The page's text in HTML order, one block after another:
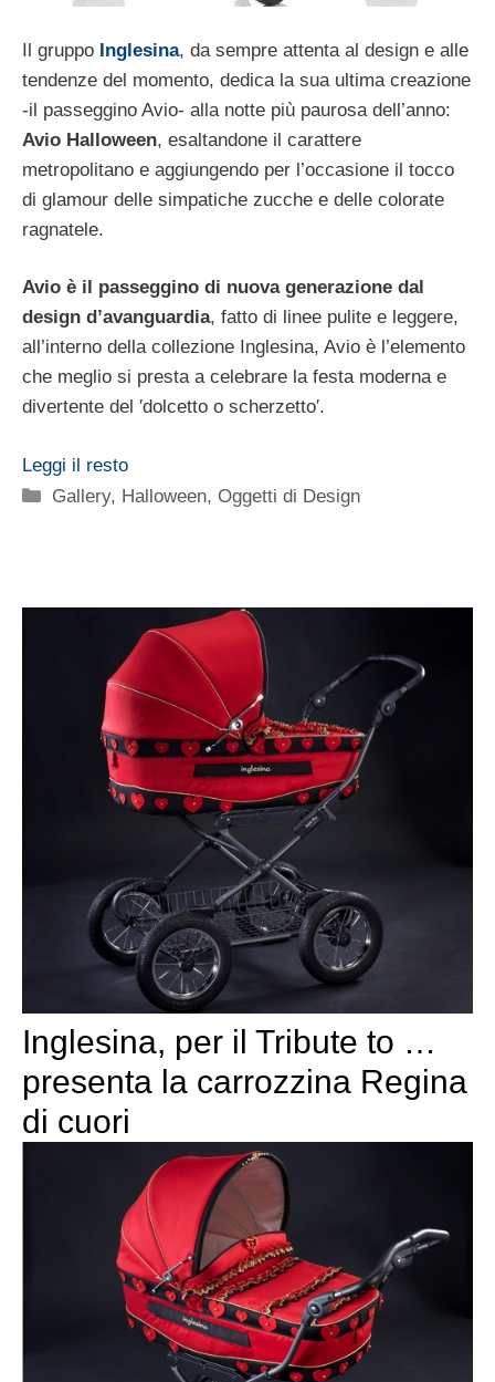
Il gruppo Inglesina, da sempre attenta al design e alle
tendenze del momento, dedica la sua ultima creazione
-il passeggino Avio- alla notte più paurosa dell’anno:
Avio Halloween, esaltandone il carattere
metropolitano e aggiungendo per l’occasione il tocco
di glamour delle simpatiche zucche e delle colorate
ragnatele.
Avio è il passeggino di nuova generazione dal
design d’avanguardia, fatto di linee pulite e leggere,
all’interno della collezione Inglesina, Avio è l’elemento
che meglio si presta a celebrare la festa moderna e
divertente del ′dolcetto o scherzetto′.
Leggi il resto
Categorie
Gallery, Halloween,Oggetti di Design
Inglesina, per il Tribute to …
presenta la carrozzina Regina
di cuori